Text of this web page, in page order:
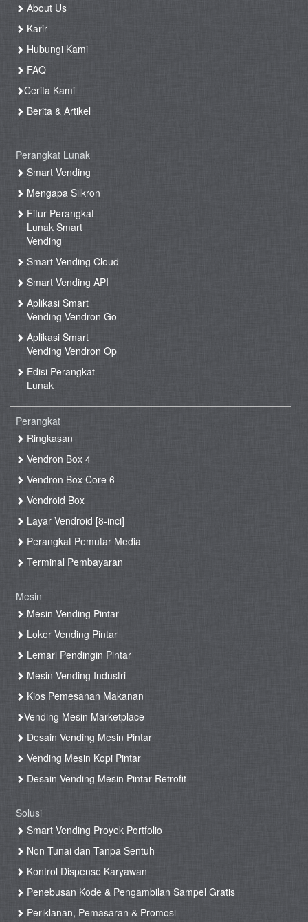
About Us
Karir
Hubungi Kami
FAQ
Cerita Kami
Berita & Artikel
Perangkat Lunak
Smart Vending
Mengapa Silkron
Fitur Perangkat
Lunak Smart
Vending
Smart Vending Cloud
Smart Vending API
Aplikasi Smart
Vending Vendron Go
Aplikasi Smart
Vending Vendron Op
Edisi Perangkat
Lunak
Perangkat
Ringkasan
Vendron Box 4
Vendron Box Core 6
Vendroid Box
Layar Vendroid [8-inci]
Perangkat Pemutar Media
Terminal Pembayaran
Mesin
Mesin Vending Pintar
Loker Vending Pintar
Lemari Pendingin Pintar
Mesin Vending Industri
Kios Pemesanan Makanan
Vending Mesin Marketplace
Desain Vending Mesin Pintar
Vending Mesin Kopi Pintar
Desain Vending Mesin Pintar Retrofit
Solusi
Smart Vending Proyek Portfolio
Non Tunai dan Tanpa Sentuh
Kontrol Dispense Karyawan
Penebusan Kode & Pengambilan Sampel Gratis
Periklanan, Pemasaran & Promosi